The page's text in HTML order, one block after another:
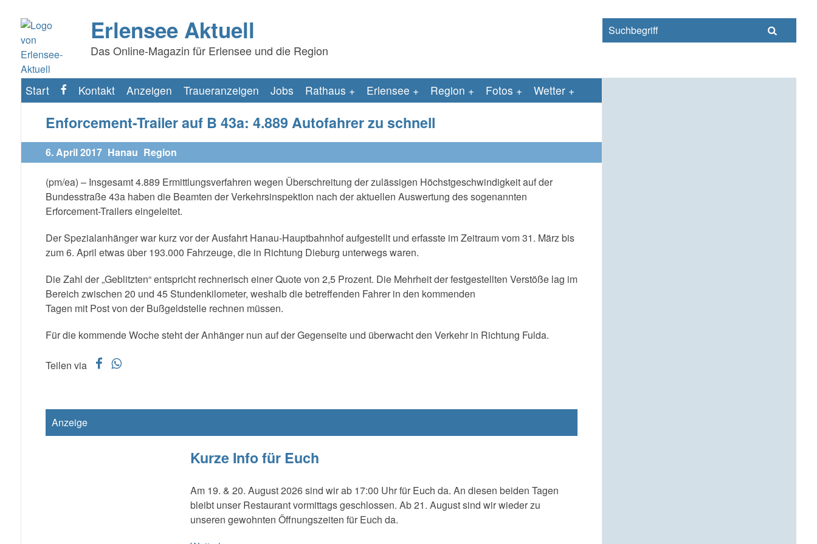
Erlensee Aktuell
Das Online-Magazin für Erlensee und die Region
s
Start f Kontakt Anzeigen Traueranzeigen Jobs Rathaus Erlensee Region Fotos Wetter
Enforcement-Trailer auf B 43a: 4.889 Autofahrer zu schnell
6. April 2017 Hanau Region
(pm/ea) – Insgesamt 4.889 Ermittlungsverfahren wegen Überschreitung der zulässigen Höchstgeschwindigkeit auf der
Bundesstraße 43a haben die Beamten der Verkehrsinspektion nach der aktuellen Auswertung des sogenannten
Erforcement-Trailers eingeleitet.
Der Spezialanhänger war kurz vor der Ausfahrt Hanau-Hauptbahnhof aufgestellt und erfasste im Zeitraum vom 31. März bis
zum 6. April etwas über 193.000 Fahrzeuge, die in Richtung Dieburg unterwegs waren.
Die Zahl der „Geblitzten“ entspricht rechnerisch einer Quote von 2,5 Prozent. Die Mehrheit der festgestellten Verstöße lag im
Bereich zwischen 20 und 45 Stundenkilometer, weshalb die betreffenden Fahrer in den kommenden
Tagen mit Post von der Bußgeldstelle rechnen müssen.
Für die kommende Woche steht der Anhänger nun auf der Gegenseite und überwacht den Verkehr in Richtung Fulda.
Teilen via f w
Anzeige
Kurze Info für Euch
Am 19. & 20. August 2026 sind wir ab 17:00 Uhr für Euch da. An diesen beiden Tagen
bleibt unser Restaurant vormittags geschlossen. Ab 21. August sind wir wieder zu
unseren gewohnten Öffnungszeiten für Euch da.